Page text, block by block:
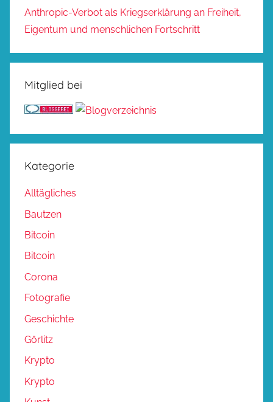
Anthropic-Verbot als Kriegserklärung an Freiheit,
Eigentum und menschlichen Fortschritt
Mitglied bei
Kategorie
Alltägliches
Bautzen
Bitcoin
Bitcoin
Corona
Fotografie
Geschichte
Görlitz
Krypto
Krypto